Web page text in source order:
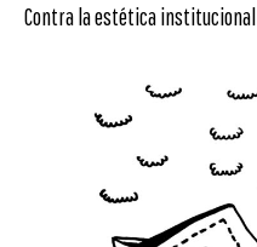
Contra la estética institucional